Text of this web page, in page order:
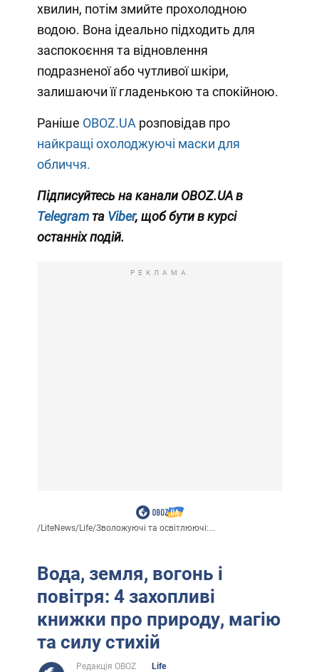
хвилин, потім змийте прохолодною
водою. Вона ідеально підходить для
заспокоєння та відновлення
подразненої або чутливої шкіри,
залишаючи її гладенькою та спокійною.
Раніше OBOZ.UA розповідав про
найкращі охолоджуючі маски для
обличчя.
Підписуйтесь на канали OBOZ.UA в
Telegram та Viber, щоб бути в курсі
останніх подій.
РЕКЛАМА
/LiteNews/Life/Зволожуючі та освітлюючі:...
Вода, земля, вогонь і
повітря: 4 захопливі
книжки про природу, магію
та силу стихій
Редакція OBOZ
Life